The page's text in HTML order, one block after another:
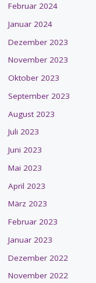
Februar 2024
Januar 2024
Dezember 2023
November 2023
Oktober 2023
September 2023
August 2023
Juli 2023
Juni 2023
Mai 2023
April 2023
März 2023
Februar 2023
Januar 2023
Dezember 2022
November 2022